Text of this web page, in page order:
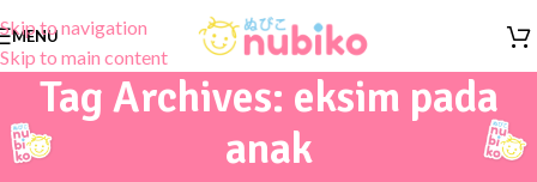
Skip to navigation
Skip to main content
MENU
Tag Archives: eksim pada
anak